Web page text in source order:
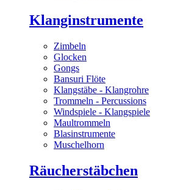
Klanginstrumente
Zimbeln
Glocken
Gongs
Bansuri Flöte
Klangstäbe - Klangrohre
Trommeln - Percussions
Windspiele - Klangspiele
Maultrommeln
Blasinstrumente
Muschelhorn
Räucherstäbchen